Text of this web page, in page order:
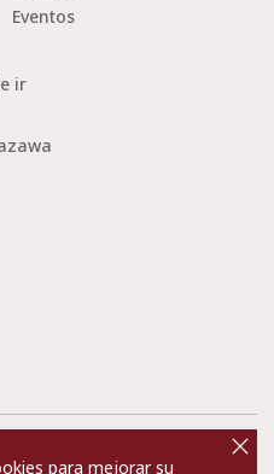
Eventos
ir
para mejorar su
cl
o
s